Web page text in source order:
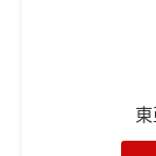
or any
he financial
on. All financial
ut warranty.
ough third party
omparison
渣打信用卡
里先生推廣
✅免簽賬迎
✅申請完填
不論新舊客
優惠期：
批卡限期：
立即申請: